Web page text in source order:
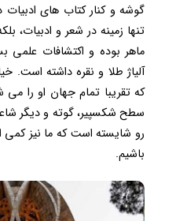
گوشه و کنار کتاب های ادبیات
تنها زمینه در شعر و ادبیات،
ماهر بوده و اکتشافات علمی
آلیاژ طلا و نقره داشته است.
که تقریبا تمام جهان او را
سطح شکسپیر، گوته و دیگر
رو شایسته است که ما نیز کمی
باشیم.